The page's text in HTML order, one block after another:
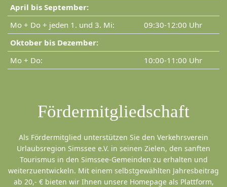
April bis September:
Mo + Do + jeden 1. und 3. Mi:
09:30-12:00 Uhr
Oktober bis Dezember:
Mo + Do:
10:00-11:00 Uhr
Fördermitgliedschaft
Als Fördermitglied unterstützen Sie den Verkehrsverein
Urlaubsregion Simssee e.V. in seinen Zielen, den sanften
Tourismus in den Simssee-Gemeinden zu erhalten und
weiterzuentwickeln. Mit einem selbstgewählten Jahresbeitrag
ab 20,- € bieten wir Ihnen unsere Homepage als Plattform,